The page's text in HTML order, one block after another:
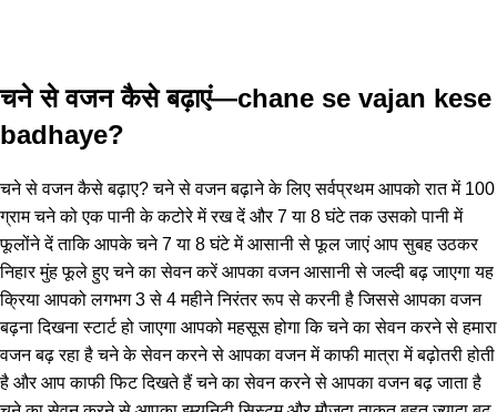
चने से वजन कैसे बढ़ाएं—chane se vajan kese
badhaye?
चने से वजन कैसे बढ़ाए? चने से वजन बढ़ाने के लिए सर्वप्रथम आपको रात में 100
ग्राम चने को एक पानी के कटोरे में रख दें और 7 या 8 घंटे तक उसको पानी में
फूलोंने दें ताकि आपके चने 7 या 8 घंटे में आसानी से फूल जाएं आप सुबह उठकर
निहार मुंह फूले हुए चने का सेवन करें आपका वजन आसानी से जल्दी बढ़ जाएगा यह
क्रिया आपको लगभग 3 से 4 महीने निरंतर रूप से करनी है जिससे आपका वजन
बढ़ना दिखना स्टार्ट हो जाएगा आपको महसूस होगा कि चने का सेवन करने से हमारा
वजन बढ़ रहा है चने के सेवन करने से आपका वजन में काफी मात्रा में बढ़ोतरी होती
है और आप काफी फिट दिखते हैं चने का सेवन करने से आपका वजन बढ़ जाता है